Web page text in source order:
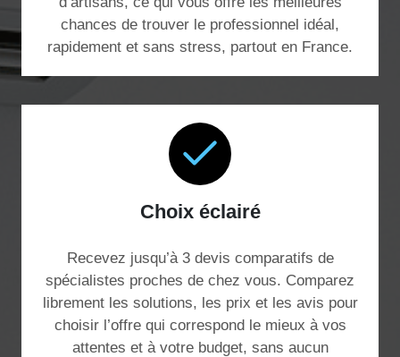
chances de trouver le professionnel idéal,
rapidement et sans stress, partout en France.
Choix éclairé
Recevez jusqu’à 3 devis comparatifs de
spécialistes proches de chez vous. Comparez
librement les solutions, les prix et les avis pour
choisir l’offre qui correspond le mieux à vos
attentes et à votre budget, sans aucun